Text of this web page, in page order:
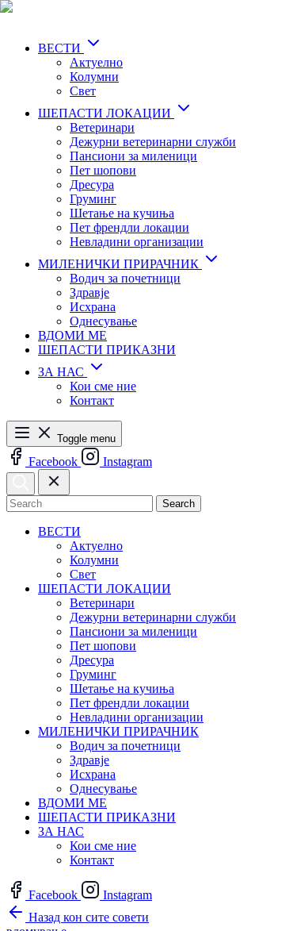
Skip
content
ВЕСТИ
Актуелно
Колумни
Свет
ШЕПАСТИ ЛОКАЦИИ
Ветеринари
Дежурни ветеринарни служби
Пансиони за миленици
Пет шопови
Дресура
Груминг
Шетање на кучиња
Пет френдли локации
Невладини организации
МИЛЕНИЧКИ ПРИРАЧНИК
Водич за почетници
Здравје
Исхрана
Однесување
ВДОМИ МЕ
ШЕПАСТИ ПРИКАЗНИ
ЗА НАС
Кои сме ние
Контакт
Toggle menu
Facebook Instagram
Search
ВЕСТИ
Актуелно
Колумни
Свет
ШЕПАСТИ ЛОКАЦИИ
Ветеринари
Дежурни ветеринарни служби
Пансиони за миленици
Пет шопови
Дресура
Груминг
Шетање на кучиња
Пет френдли локации
Невладини организации
МИЛЕНИЧКИ ПРИРАЧНИК
Водич за почетници
Здравје
Исхрана
Однесување
ВДОМИ МЕ
ШЕПАСТИ ПРИКАЗНИ
ЗА НАС
Кои сме ние
Контакт
Facebook
Instagram
Назад кон сите совети